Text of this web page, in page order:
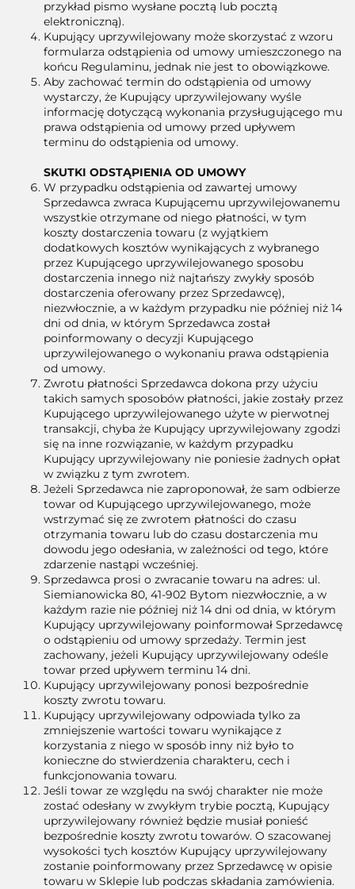
przykład pismo wysłane pocztą lub pocztą
elektroniczną).
Kupujący uprzywilejowany może skorzystać z wzoru
formularza odstąpienia od umowy umieszczonego na
końcu Regulaminu, jednak nie jest to obowiązkowe.
Aby zachować termin do odstąpienia od umowy
wystarczy, że Kupujący uprzywilejowany wyśle
informację dotyczącą wykonania przysługującego mu
prawa odstąpienia od umowy przed upływem
terminu do odstąpienia od umowy.
SKUTKI ODSTĄPIENIA OD UMOWY
W przypadku odstąpienia od zawartej umowy
Sprzedawca zwraca Kupującemu uprzywilejowanemu
wszystkie otrzymane od niego płatności, w tym
koszty dostarczenia towaru (z wyjątkiem
dodatkowych kosztów wynikających z wybranego
przez Kupującego uprzywilejowanego sposobu
dostarczenia innego niż najtańszy zwykły sposób
dostarczenia oferowany przez Sprzedawcę),
niezwłocznie, a w każdym przypadku nie później niż 14
dni od dnia, w którym Sprzedawca został
poinformowany o decyzji Kupującego
uprzywilejowanego o wykonaniu prawa odstąpienia
od umowy.
Zwrotu płatności Sprzedawca dokona przy użyciu
takich samych sposobów płatności, jakie zostały przez
Kupującego uprzywilejowanego użyte w pierwotnej
transakcji, chyba że Kupujący uprzywilejowany zgodzi
się na inne rozwiązanie, w każdym przypadku
Kupujący uprzywilejowany nie poniesie żadnych opłat
w związku z tym zwrotem.
Jeżeli Sprzedawca nie zaproponował, że sam odbierze
towar od Kupującego uprzywilejowanego, może
wstrzymać się ze zwrotem płatności do czasu
otrzymania towaru lub do czasu dostarczenia mu
dowodu jego odesłania, w zależności od tego, które
zdarzenie nastąpi wcześniej.
Sprzedawca prosi o zwracanie towaru na adres: ul.
Siemianowicka 80, 41-902 Bytom niezwłocznie, a w
każdym razie nie później niż 14 dni od dnia, w którym
Kupujący uprzywilejowany poinformował Sprzedawcę
o odstąpieniu od umowy sprzedaży. Termin jest
zachowany, jeżeli Kupujący uprzywilejowany odeśle
towar przed upływem terminu 14 dni.
Kupujący uprzywilejowany ponosi bezpośrednie
koszty zwrotu towaru.
Kupujący uprzywilejowany odpowiada tylko za
zmniejszenie wartości towaru wynikające z
korzystania z niego w sposób inny niż było to
konieczne do stwierdzenia charakteru, cech i
funkcjonowania towaru.
Jeśli towar ze względu na swój charakter nie może
zostać odesłany w zwykłym trybie pocztą, Kupujący
uprzywilejowany również będzie musiał ponieść
bezpośrednie koszty zwrotu towarów. O szacowanej
wysokości tych kosztów Kupujący uprzywilejowany
zostanie poinformowany przez Sprzedawcę w opisie
towaru w Sklepie lub podczas składania zamówienia.